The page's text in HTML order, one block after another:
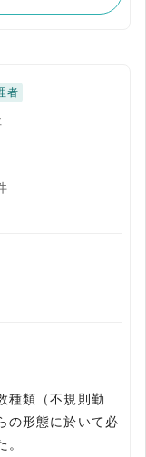
者
種類（不規則勤
の形態に於いて必
。